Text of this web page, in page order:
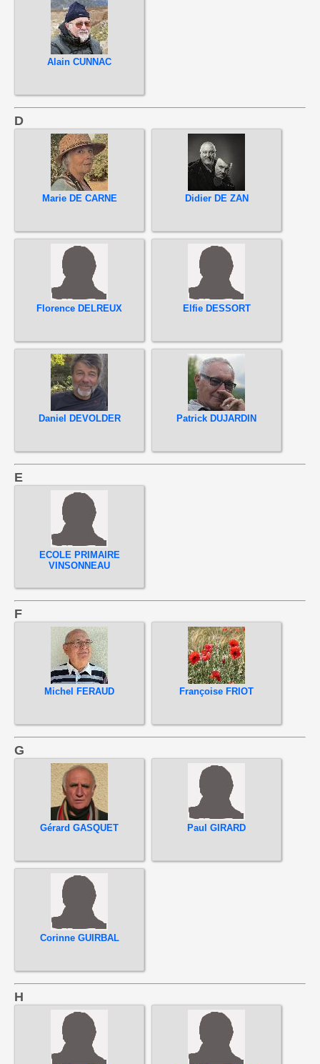
Alain CUNNAC
D
Marie DE CARNE Didier DE ZAN
Florence DELREUX Elfie DESSORT
Daniel DEVOLDER Patrick DUJARDIN
E
ECOLE PRIMAIRE
VINSONNEAU
F
Michel FERAUD Françoise FRIOT
G
Gérard GASQUET Paul GIRARD
Corinne GUIRBAL
H